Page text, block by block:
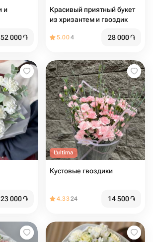
и
52 000֏
Красивый приятный букет
из хризантем и гвоздик
5.004 28 000֏
23 000֏
L'ultima
Кустовые гвоздики
4.3324 14 500֏